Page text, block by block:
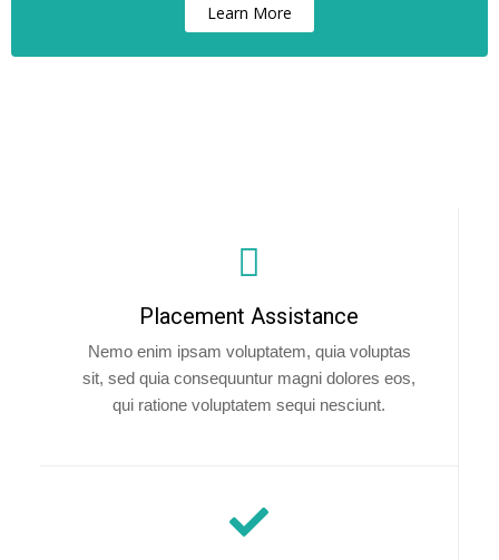
Learn More
Placement Assistance
Nemo enim ipsam voluptatem, quia voluptas
sit, sed quia consequuntur magni dolores eos,
qui ratione voluptatem sequi nesciunt.